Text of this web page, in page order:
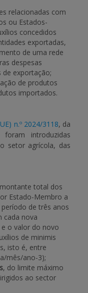
relacionadas com
ou Estados-
concedidos
exportadas,
de uma rede
despesas
de exportação;
de produtos
importados.
n.º 2024/3118, da
introduzidas
setor agrícola, das
total dos
Estado-Membro a
de três anos
cada nova
o valor do novo
de minimis
isto é, entre
mês/ano-3);
, do limite máximo
ao sector